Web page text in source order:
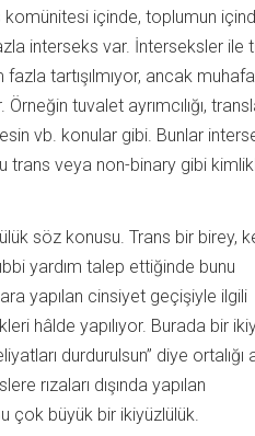
içinde, toplumun
interseks var. İnterseksler ile
tartışılmıyor, ancak
tuvalet ayrımcılığı,
vb. konular gibi. Bunlar
trans veya non-binary gibi
söz konusu. Trans bir birey,
yardım talep ettiğinde bunu
yapılan cinsiyet geçişiyle ilgili
hâlde yapılıyor. Burada bir
durdurulsun” diye ortalığı
rızaları dışında yapılan
çok büyük bir ikiyüzlülük.